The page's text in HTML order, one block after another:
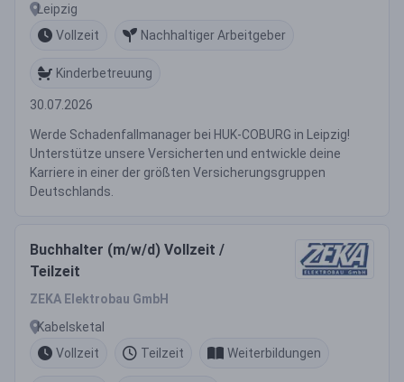
Leipzig
Vollzeit
Nachhaltiger Arbeitgeber
Kinderbetreuung
30.07.2026
Werde Schadenfallmanager bei HUK-COBURG in Leipzig!
Unterstütze unsere Versicherten und entwickle deine
Karriere in einer der größten Versicherungsgruppen
Deutschlands.
Buchhalter (m/w/d) Vollzeit /
Teilzeit
ZEKA Elektrobau GmbH
Kabelsketal
Vollzeit
Teilzeit Weiterbildungen